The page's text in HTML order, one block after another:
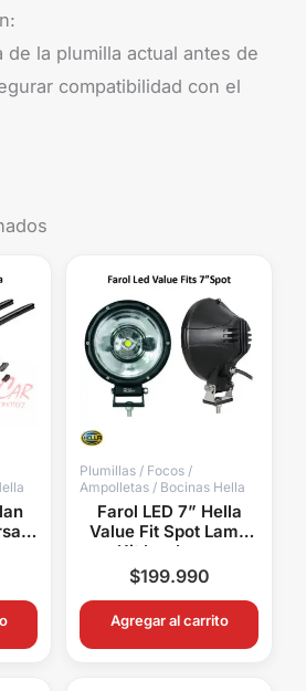
de la plumilla actual antes de
compatibilidad con el
Plumillas / Focos /
Ampolletas / Bocinas Hella
Farol LED 7” Hella
Value Fit Spot Lamp
Kit Luz Larga
Distancia Off Road
$199.990
Agregar al carrito